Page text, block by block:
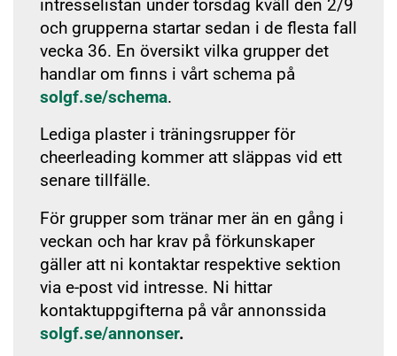
intresselistan under torsdag kväll den 2/9
och grupperna startar sedan i de flesta fall
vecka 36. En översikt vilka grupper det
handlar om finns i vårt schema på
solgf.se/schema.
Lediga plaster i träningsrupper för
cheerleading kommer att släppas vid ett
senare tillfälle.
För grupper som tränar mer än en gång i
veckan och har krav på förkunskaper
gäller att ni kontaktar respektive sektion
via e-post vid intresse. Ni hittar
kontaktuppgifterna på vår annonssida
solgf.se/annonser.